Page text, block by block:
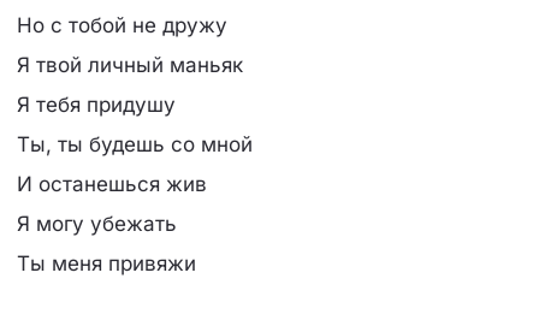
Но с тобой не дружу
Я твой личный маньяк
Я тебя придушу
Ты, ты будешь со мной
И останешься жив
Я могу убежать
Ты меня привяжи